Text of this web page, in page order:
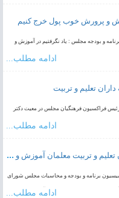
و پرورش خوب پول خرج کنیم
و بودجه مجلس : یاد نگرفتیم در آموزش و
ادامه مطلب...
تعلیم و تربیت
فراکسیون فرهنگیان مجلس در معیت دکتر
بزرگ طلیعه داران تعلیم و تربیت استقبال
ادامه مطلب...
همایش طلیعه داران تعلیم و تربیت معلمان آموزش و پرورش
برنامه و بودجه و محاسبات مجلس شورای
و پرورش تهران برج میلاد آبان ۱۴۰۲ادامه مطلب...